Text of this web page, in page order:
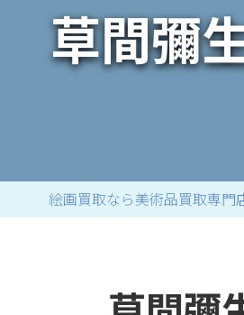
YOUTUBE
骨董品買取
宅配・郵送買取
消費者志向自主宣言
草間彌
絵画買取なら美術品買取専門